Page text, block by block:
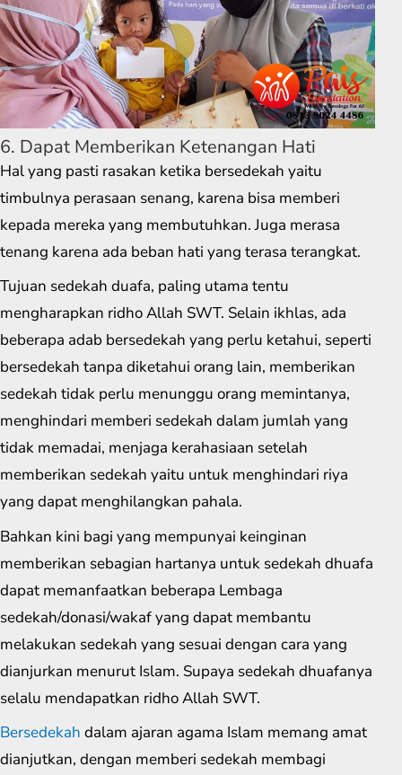
6. Dapat Memberikan Ketenangan Hati
Hal yang pasti rasakan ketika bersedekah yaitu
timbulnya perasaan senang, karena bisa memberi
kepada mereka yang membutuhkan. Juga merasa
tenang karena ada beban hati yang terasa terangkat.
Tujuan sedekah duafa, paling utama tentu
mengharapkan ridho Allah SWT. Selain ikhlas, ada
beberapa adab bersedekah yang perlu ketahui, seperti
bersedekah tanpa diketahui orang lain, memberikan
sedekah tidak perlu menunggu orang memintanya,
menghindari memberi sedekah dalam jumlah yang
tidak memadai, menjaga kerahasiaan setelah
memberikan sedekah yaitu untuk menghindari riya
yang dapat menghilangkan pahala.
Bahkan kini bagi yang mempunyai keinginan
memberikan sebagian hartanya untuk sedekah dhuafa
dapat memanfaatkan beberapa Lembaga
sedekah/donasi/wakaf yang dapat membantu
melakukan sedekah yang sesuai dengan cara yang
dianjurkan menurut Islam. Supaya sedekah dhuafanya
selalu mendapatkan ridho Allah SWT.
Bersedekah dalam ajaran agama Islam memang amat
dianjutkan, dengan memberi sedekah membagi